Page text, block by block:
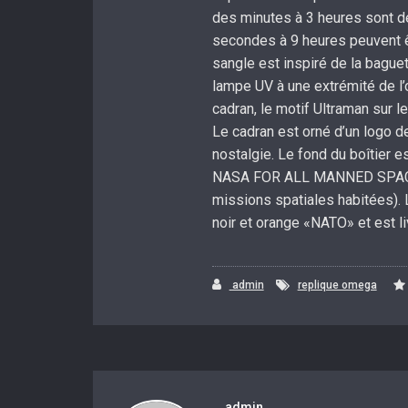
des minutes à 3 heures sont
secondes à 9 heures peuvent
sangle est inspiré de la
lampe UV à une extrémité de
cadran, le motif Ultraman sur
Le cadran est orné d’un logo
nostalgie. Le fond du boîtier
NASA FOR ALL MANNED
missions spatiales habitées).
noir et orange «NATO» et est
admin replique omega